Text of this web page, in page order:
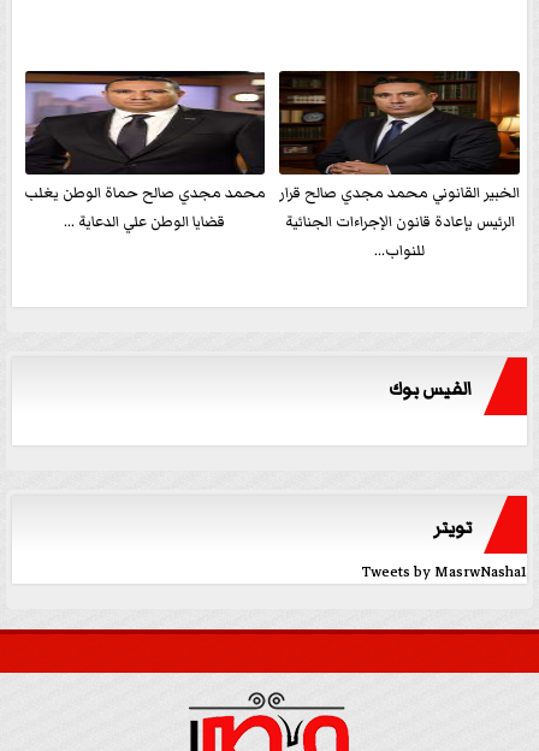
الخبير القانوني محمد مجدي صالح قرار
الرئيس بإعادة قانون الإجراءات الجنائية
للنواب...
محمد مجدي صالح حماة الوطن يغلب
قضايا الوطن علي الدعاية ...
الفيس بوك
تويتر
Tweets by MasrwNasha1